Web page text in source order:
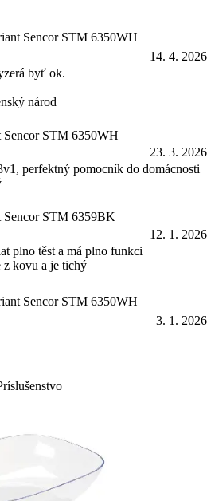
Sencor STM 6350WH
14. 4. 2026
byť ok.
národ
Sencor STM 6350WH
23. 3. 2026
perfektný pomocník do domácnosti
Sencor STM 6359BK
12. 1. 2026
plno těst a má plno funkci
kovu a je tichý
Sencor STM 6350WH
3. 1. 2026